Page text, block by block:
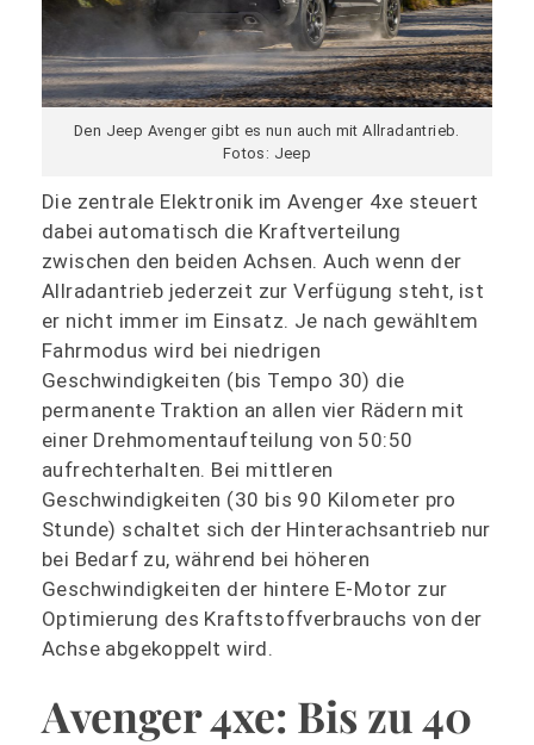
Den Jeep Avenger gibt es nun auch mit Allradantrieb.
Fotos: Jeep
Die zentrale Elektronik im Avenger 4xe steuert
dabei automatisch die Kraftverteilung
zwischen den beiden Achsen. Auch wenn der
Allradantrieb jederzeit zur Verfügung steht, ist
er nicht immer im Einsatz. Je nach gewähltem
Fahrmodus wird bei niedrigen
Geschwindigkeiten (bis Tempo 30) die
permanente Traktion an allen vier Rädern mit
einer Drehmomentaufteilung von 50:50
aufrechterhalten. Bei mittleren
Geschwindigkeiten (30 bis 90 Kilometer pro
Stunde) schaltet sich der Hinterachsantrieb nur
bei Bedarf zu, während bei höheren
Geschwindigkeiten der hintere E-Motor zur
Optimierung des Kraftstoffverbrauchs von der
Achse abgekoppelt wird.
Avenger 4xe: Bis zu 40